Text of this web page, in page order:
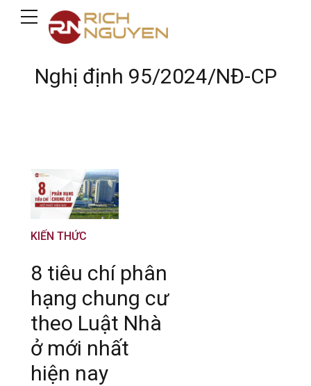
Nghị định 95/2024/NĐ-CP
KIẾN THỨC
8 tiêu chí phân
hạng chung cư
theo Luật Nhà
ở mới nhất
hiện nay